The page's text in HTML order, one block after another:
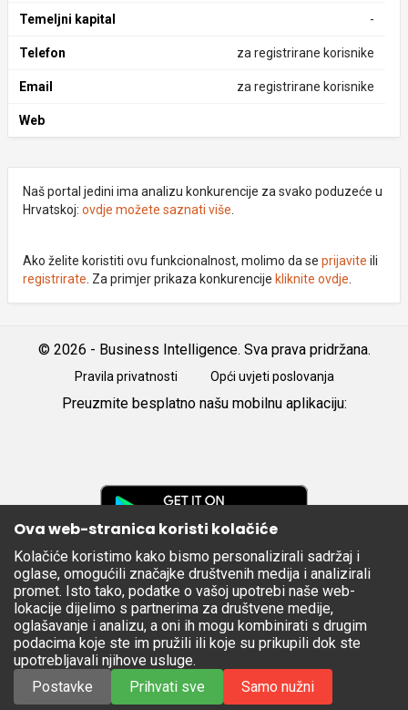
Temeljni kapital -
Telefon za registrirane korisnike
Email za registrirane korisnike
Web
Naš portal jedini ima analizu konkurencije za svako poduzeće u
Hrvatskoj: ovdje možete saznati više
Ako želite koristiti ovu funkcionalnost, molimo da se prijavite ili
registrirate . Za primjer prikaza konkurencije kliknite ovdje
© 2026 - Business Intelligence. Sva prava pridržana.
Pravila privatnosti Opći uvjeti poslovanja
Preuzmite besplatno našu mobilnu aplikaciju:
Apple
Store
Ova web-stranica koristi kolačiće
Kolačiće koristimo kako bismo personalizirali sadržaj i
oglase, omogućili značajke društvenih medija i analizirali
promet. Isto tako, podatke o vašoj upotrebi naše web-
lokacije dijelimo s partnerima za društvene medije,
oglašavanje i analizu, a oni ih mogu kombinirati s drugim
podacima koje ste im pružili ili koje su prikupili dok ste
upotrebljavali njihove usluge.
Postavke
Prihvati sve Samo nužni